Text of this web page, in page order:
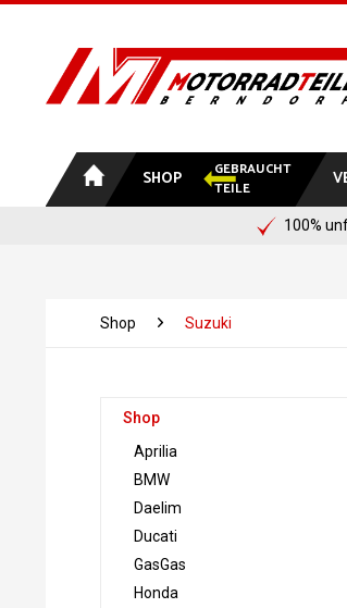
SHOP
GEBRAUCHT
TEILE
100%
Shop Suzuki
Shop
Aprilia
BMW
Daelim
Ducati
GasGas
Honda